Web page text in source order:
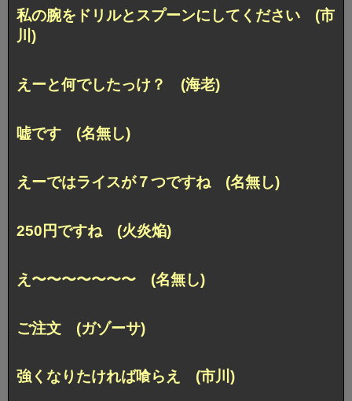
私の腕をドリルとスプーンにしてください (市
川)
えーと何でしたっけ？ (海老)
嘘です (名無し)
えーではライスが７つですね (名無し)
250円ですね (火炎焔)
え〜〜〜〜〜〜〜 (名無し)
ご注文 (ガゾーサ)
強くなりたければ喰らえ (市川)